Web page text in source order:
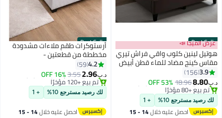
Best Seller
عرض الميجا 📣
هوتيل لينين كلوب واقي فراش تيري
مقاس كينج مضاد للماء قطن أبيض
3.9
156
د.ب‏8.80
18.96
53% OFF
#1 في أغطية وقاية الفراش
تم بيع +80 مؤخرًا
#1 في أغطية وقاية الفراش
لك رصيد مسترجع 10% + 1
احصل عليه خلال 14 - 15
Best Seller
14
أرستوكرات طقم ملاءات مشدودة
مخططة من قطعتين -
90x200+17سم - رمادي
4.2
59
د.ب‏2.96
3.55
16% OFF
#1 في أطقم الشراشف والوسائد
تم بيع +120 مؤخرًا
#1 في أطقم الشراشف والوسائد
لك رصيد مسترجع 10% + 1
احصل عليه خلال 14 - 15